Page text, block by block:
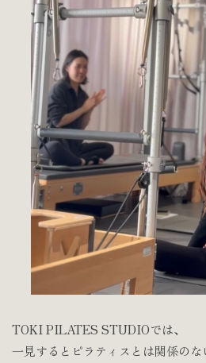
TOKI PILATES STUDIOでは、
一見するとピラティスとは関係の